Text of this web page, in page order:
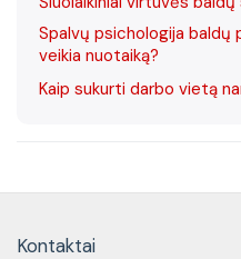
Spalvų psichologija baldų
veikia nuotaiką?
Kaip sukurti darbo vietą
Kontaktai